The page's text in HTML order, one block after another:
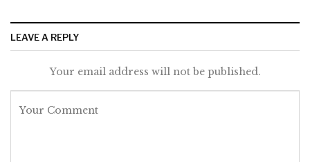
LEAVE A REPLY
Your email address will not be published.